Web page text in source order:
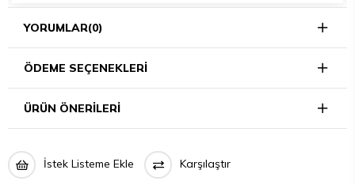
YORUMLAR(0)
ÖDEME SEÇENEKLERI
ÜRÜN ÖNERILERI
İstek Listeme Ekle Karşılaştır